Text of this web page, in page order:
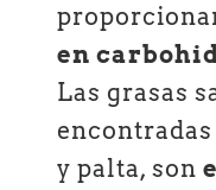
en
Las grasas
y palta, son